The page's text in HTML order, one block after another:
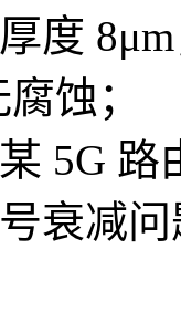
度
蚀；
5G
衰减